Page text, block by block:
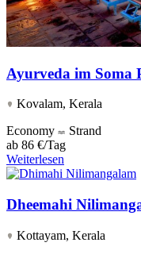
Ayurveda im Soma
Kovalam, Kerala
Economy
Strand
ab 86 €/Tag
Weiterlesen
Dheemahi
Kottayam, Kerala